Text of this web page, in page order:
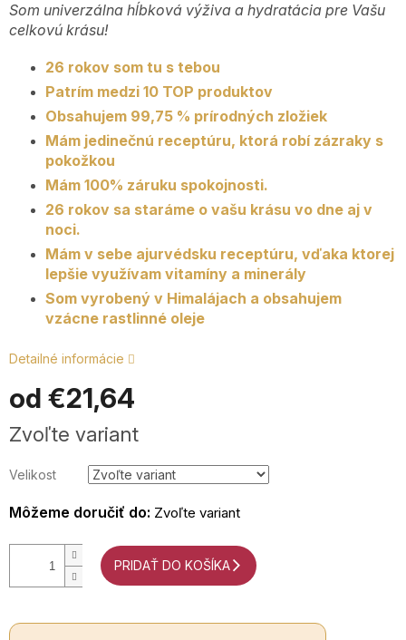
Som univerzálna hĺbková výživa a hydratácia pre Vašu
celkovú krásu!
26 rokov som tu s tebou
Patrím medzi 10 TOP produktov
Obsahujem 99,75 % prírodných zložiek
Mám jedinečnú receptúru, ktorá robí zázraky s
pokožkou
Mám 100% záruku spokojnosti.
26 rokov sa staráme o vašu krásu vo dne aj v
noci.
Mám v sebe ajurvédsku receptúru, vďaka ktorej
lepšie využívam vitamíny a minerály
Som vyrobený v Himalájach a obsahujem
vzácne rastlinné oleje
Detailné informácie
od €21,64
Jednotková
cena:
Zvoľte variant
Velikost
Môžeme doručiť do: Zvoľte variant
PRIDAŤ DO KOŠÍKA